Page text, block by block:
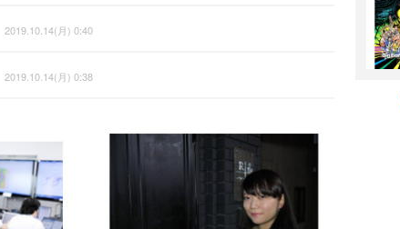
2019.10.14(月) 0:40
2019.10.14(月) 0:38